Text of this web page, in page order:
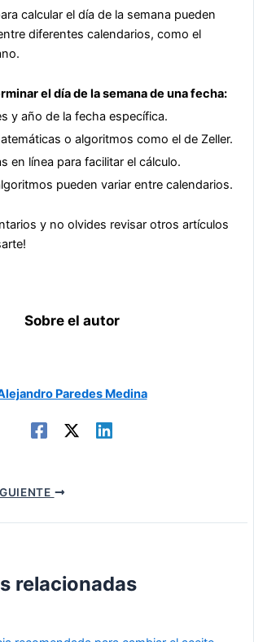
calcular el día de la semana pueden
diferentes calendarios, como el
el día de la semana de una fecha:
y año de la fecha específica.
o algoritmos como el de Zeller.
en línea para facilitar el cálculo.
pueden variar entre calendarios.
y no olvides revisar otros artículos
Sobre el autor
Paredes Medina
relacionadas